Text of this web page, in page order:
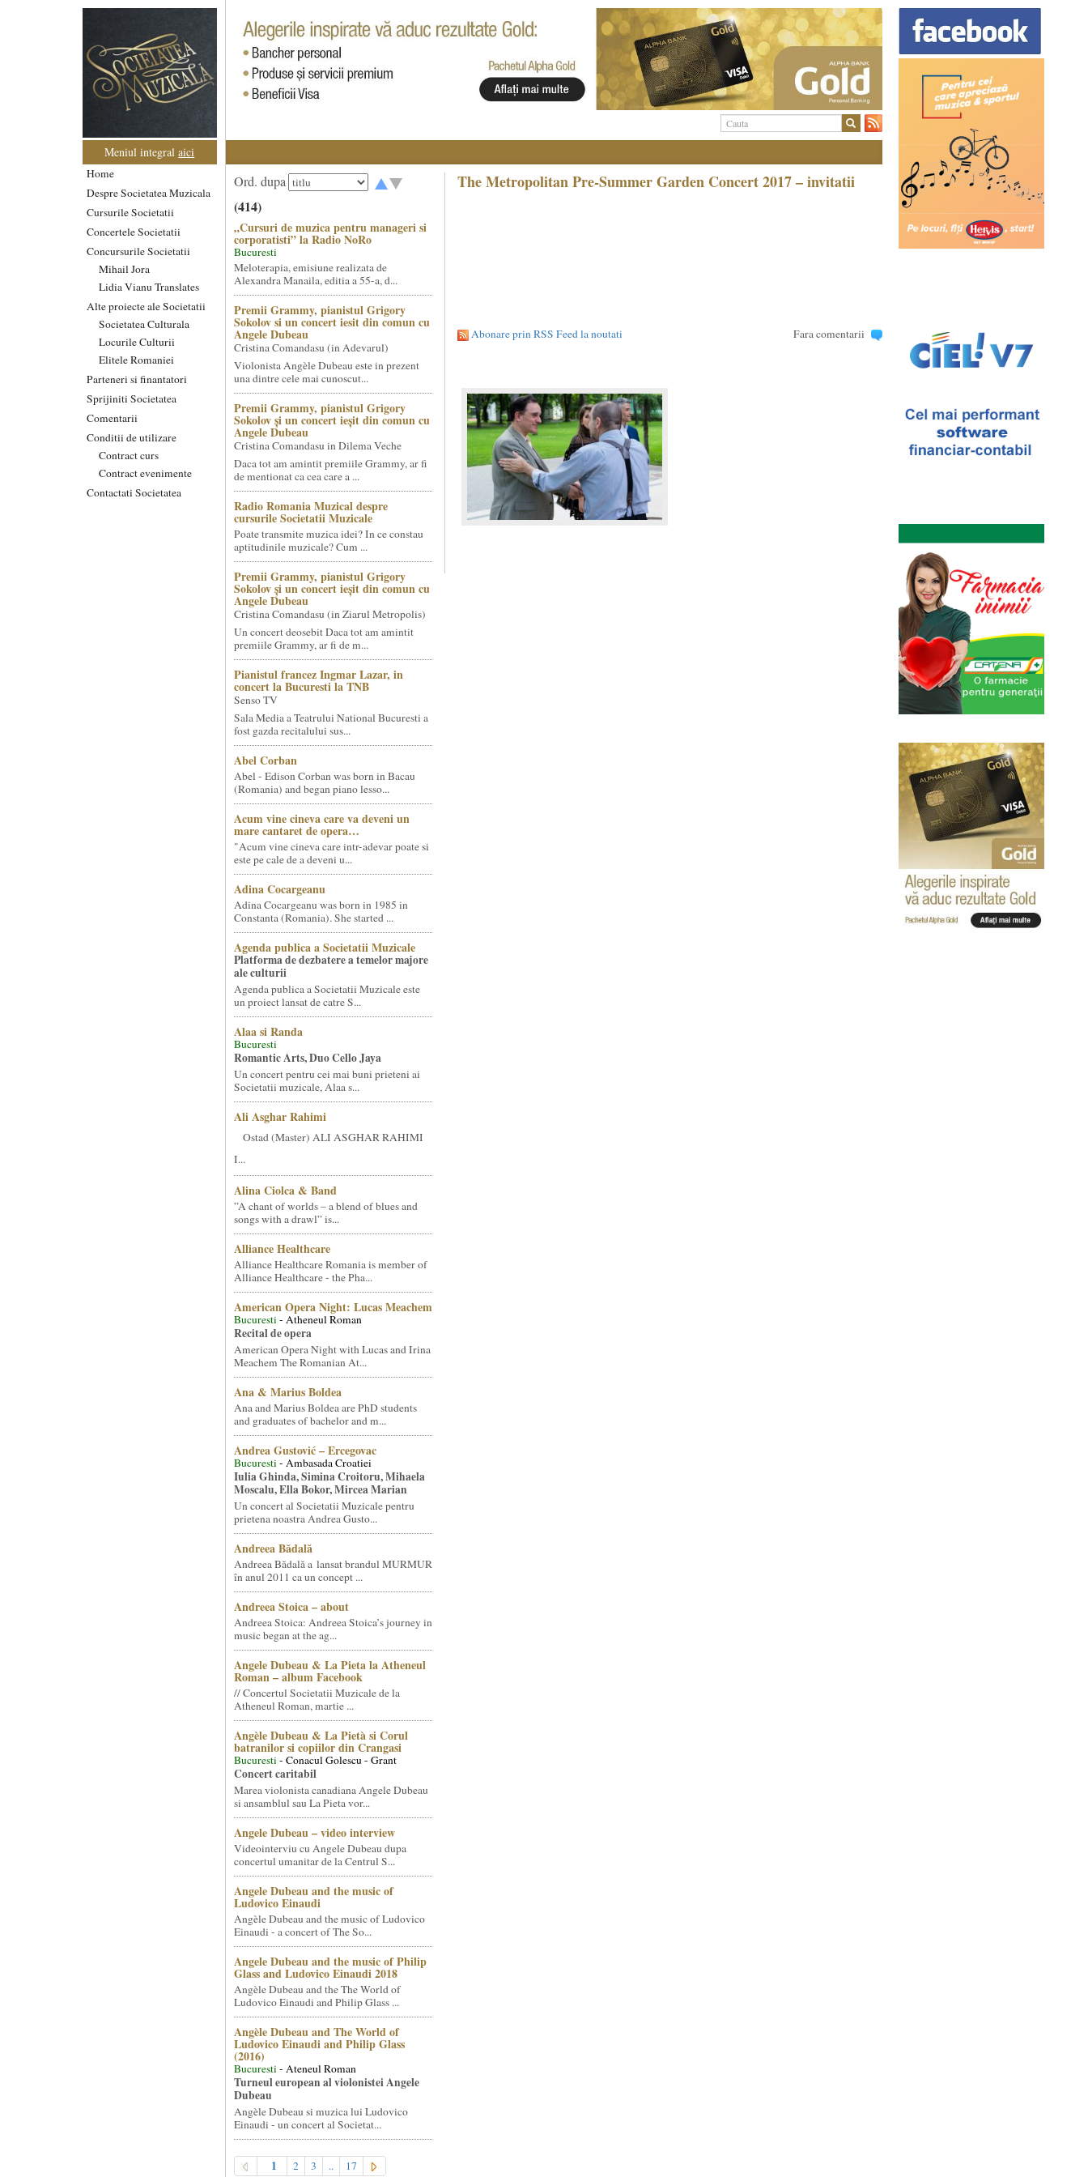
Meniul integralaici
Home
Despre Societatea Muzicala
Cursurile Societatii
Concertele Societatii
Concursurile Societatii
Mihail Jora
Lidia Vianu Translates
Alte proiecte ale Societatii
Societatea Culturala
Locurile Culturii
Elitele Romaniei
Parteneri si finantatori
Sprijiniti Societatea
Comentarii
Conditii de utilizare
Contract curs
Contract evenimente
Contactati Societatea
Ord. dupa
(414)
„Cursuri de muzica pentru manageri si
corporatisti” la Radio NoRo
Bucuresti
Meloterapia, emisiune realizata de
Alexandra Manaila, editia a 55-a, d...
Premii Grammy, pianistul Grigory
Sokolov si un concert iesit din comun cu
Angele Dubeau
Cristina Comandasu (in Adevarul)
Violonista Angèle Dubeau este in prezent
una dintre cele mai cunoscut...
Premii Grammy, pianistul Grigory
Sokolov și un concert ieșit din comun cu
Angele Dubeau
Cristina Comandasu in Dilema Veche
Daca tot am amintit premiile Grammy, ar fi
de mentionat ca cea care a ...
Radio Romania Muzical despre
cursurile Societatii Muzicale
Poate transmite muzica idei? In ce constau
aptitudinile muzicale? Cum ...
Premii Grammy, pianistul Grigory
Sokolov și un concert ieșit din comun cu
Angele Dubeau
Cristina Comandasu (in Ziarul Metropolis)
Un concert deosebit Daca tot am amintit
premiile Grammy, ar fi de m...
Pianistul francez Ingmar Lazar, in
concert la Bucuresti la TNB
Senso TV
Sala Media a Teatrului National Bucuresti a
fost gazda recitalului sus...
Abel Corban
Abel - Edison Corban was born in Bacau
(Romania) and began piano lesso...
Acum vine cineva care va deveni un
mare cantaret de opera…
"Acum vine cineva care intr-adevar poate si
este pe cale de a deveni u...
Adina Cocargeanu
Adina Cocargeanu was born in 1985 in
Constanta (Romania). She started ...
Agenda publica a Societatii Muzicale
Platforma de dezbatere a temelor majore
ale culturii
Agenda publica a Societatii Muzicale este
un proiect lansat de catre S...
Alaa si Randa
Bucuresti
Romantic Arts, Duo Cello Jaya
Un concert pentru cei mai buni prieteni ai
Societatii muzicale, Alaa s...
Ali Asghar Rahimi
Ostad (Master) ALI ASGHAR RAHIMI
I...
Alina Ciolca & Band
”A chant of worlds – a blend of blues and
songs with a drawl” is...
Alliance Healthcare
Alliance Healthcare Romania is member of
Alliance Healthcare - the Pha...
American Opera Night: Lucas Meachem
Bucuresti- Atheneul Roman
Recital de opera
American Opera Night with Lucas and Irina
Meachem The Romanian At...
Ana & Marius Boldea
Ana and Marius Boldea are PhD students
and graduates of bachelor and m...
Andrea Gustović – Ercegovac
Bucuresti- Ambasada Croatiei
Iulia Ghinda, Simina Croitoru, Mihaela
Moscalu, Ella Bokor, Mircea Marian
Un concert al Societatii Muzicale pentru
prietena noastra Andrea Gusto...
Andreea Bădală
Andreea Bădală a lansat brandul MURMUR
în anul 2011 ca un concept ...
Andreea Stoica – about
Andreea Stoica: Andreea Stoica’s journey in
music began at the ag...
Angele Dubeau & La Pieta la Atheneul
Roman – album Facebook
// Concertul Societatii Muzicale de la
Atheneul Roman, martie ...
Angèle Dubeau & La Pietà si Corul
batranilor si copiilor din Crangasi
Bucuresti- Conacul Golescu - Grant
Concert caritabil
Marea violonista canadiana Angele Dubeau
si ansamblul sau La Pieta vor...
Angele Dubeau – video interview
Videointerviu cu Angele Dubeau dupa
concertul umanitar de la Centrul S...
Angele Dubeau and the music of
Ludovico Einaudi
Angèle Dubeau and the music of Ludovico
Einaudi - a concert of The So...
Angele Dubeau and the music of Philip
Glass and Ludovico Einaudi 2018
Angèle Dubeau and the The World of
Ludovico Einaudi and Philip Glass ...
Angèle Dubeau and The World of
Ludovico Einaudi and Philip Glass
(2016)
Bucuresti- Ateneul Roman
Turneul european al violonistei Angele
Dubeau
Angèle Dubeau si muzica lui Ludovico
Einaudi - un concert al Societat...
1 2 3 .. 17
The Metropolitan Pre-Summer Garden Concert 2017 – invitatii
Abonare prin RSS Feed la noutati Fara comentarii